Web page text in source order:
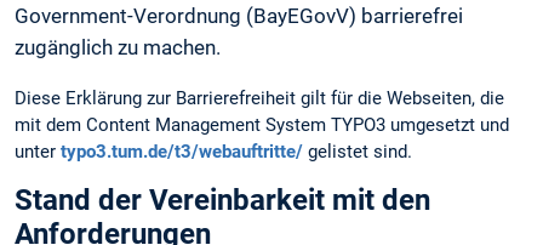
Government-Verordnung (BayEGovV) barrierefrei
zugänglich zu machen.
Diese Erklärung zur Barrierefreiheit gilt für die Webseiten, die
mit dem Content Management System TYPO3 umgesetzt und
unter typo3.tum.de/t3/webauftritte/ gelistet sind.
Stand der Vereinbarkeit mit den
Anforderungen